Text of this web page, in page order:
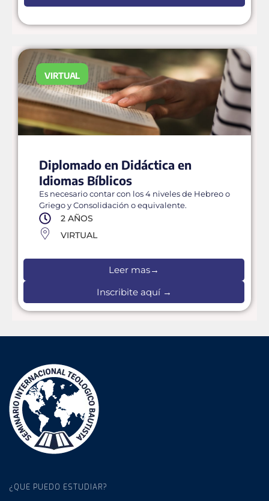
VIRTUAL
VIRTUAL
Diplomado en Didáctica en
Idiomas Bíblicos
Es necesario contar con los 4 niveles de Hebreo o
Griego y Consolidación o equivalente.
2 AÑOS
VIRTUAL
Leer mas→
Inscribite aquí →
¿QUE PUEDO ESTUDIAR?